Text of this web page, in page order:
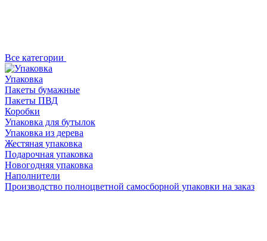
Все категории
Упаковка
Пакеты бумажные
Пакеты ПВД
Коробки
Упаковка для бутылок
Упаковка из дерева
Жестяная упаковка
Подарочная упаковка
Новогодняя упаковка
Наполнители
Производство полноцветной самосборной упаковки на заказ